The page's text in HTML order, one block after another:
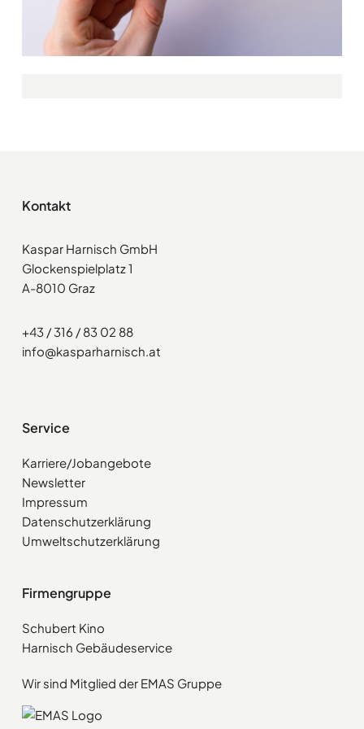
Kontakt
Kaspar Harnisch GmbH
Glockenspielplatz 1
A-8010 Graz
+43 / 316 / 83 02 88
info@kasparharnisch.at
Service
Karriere/Jobangebote
Newsletter
Impressum
Datenschutzerklärung
Umweltschutzerklärung
Firmengruppe
Schubert Kino
Harnisch Gebäudeservice
Wir sind Mitglied der EMAS Gruppe